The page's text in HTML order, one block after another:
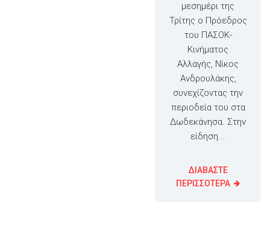
μεσημέρι της
Τρίτης ο Πρόεδρος
του ΠΑΣΟΚ-
Κινήματος
Αλλαγής, Νίκος
Ανδρουλάκης,
συνεχίζοντας την
περιοδεία του στα
Δωδεκάνησα. Στην
είδηση...
ΔΙΑΒΑΣΤΕ
ΠΕΡΙΣΣΟΤΕΡΑ